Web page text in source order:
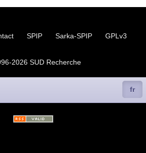
SPIP Sarka-SPIP GPLv3
2026 SUDRecherche
fr